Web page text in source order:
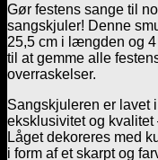
Gør festens sange til
sangskjuler! Denne
25,5 cm i længden og
til at gemme alle
overraskelser.
Sangskjuleren er lavet
eksklusivitet og
Låget dekoreres med
i form af et skarpt og